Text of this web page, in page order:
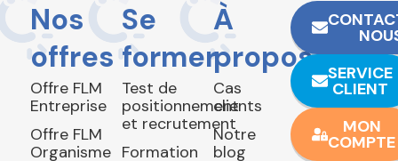
Nos
offres
Offre FLM
Entreprise
Offre FLM
Organisme
Se
former
Test de
positionnement
et recrutement
Formation
À
propos
Cas
clients
Notre
blog
SERVICE
CLIENT
MON
COMPTE